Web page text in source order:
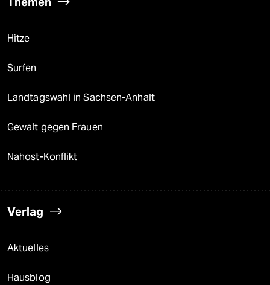
Hitze
Surfen
Landtagswahl in Sachsen-Anhalt
Gewalt gegen Frauen
Nahost-Konflikt
Verlag
Aktuelles
Hausblog